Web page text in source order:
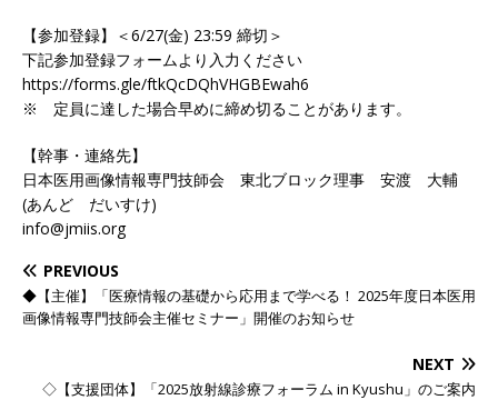
【参加登録】＜6/27(金) 23:59 締切＞
下記参加登録フォームより入力ください
https://forms.gle/ftkQcDQhVHGBEwah6
※ 定員に達した場合早めに締め切ることがあります。
【幹事・連絡先】
日本医用画像情報専門技師会 東北ブロック理事 安渡 大輔
(あんど だいすけ)
info@jmiis.org
PREVIOUS
◆【主催】「医療情報の基礎から応用まで学べる！ 2025年度日本医用
画像情報専門技師会主催セミナー」開催のお知らせ
NEXT
◇【支援団体】「2025放射線診療フォーラム in Kyushu」のご案内